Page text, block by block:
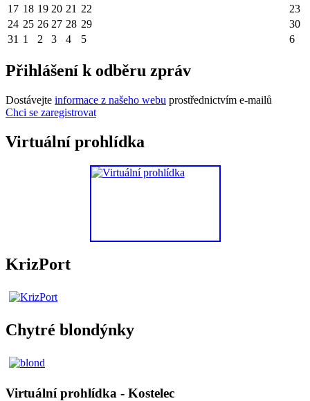
17 18 19 20 21 22
23
24 25 26 27 28 29
30
31 1 2 3 4 5 6
Přihlášení k odběru zpráv
Dostávejte informace z našeho webu prostřednictvím e-mailů
Chci se zaregistrovat
Virtuální prohlídka
KrizPort
Chytré blondýnky
Virtuální prohlídka - Kostelec